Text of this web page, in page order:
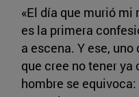
«El día que murió mi
es la primera
a escena. Y ese,
que cree no tener ya
hombre se